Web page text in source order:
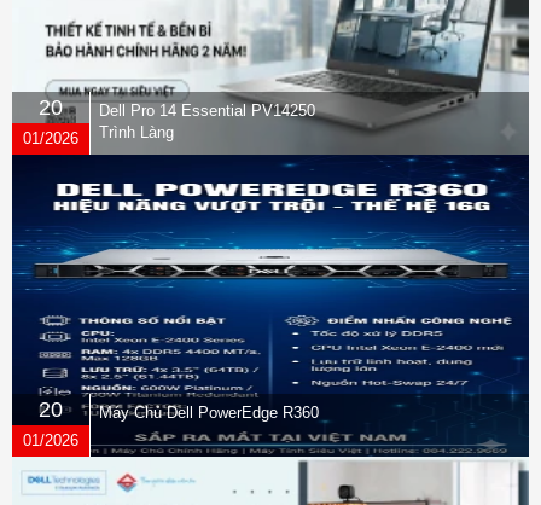
20
01/2026
Dell Pro 14 Essential PV14250
Trình Làng
20
01/2026
Máy Chủ Dell PowerEdge R360